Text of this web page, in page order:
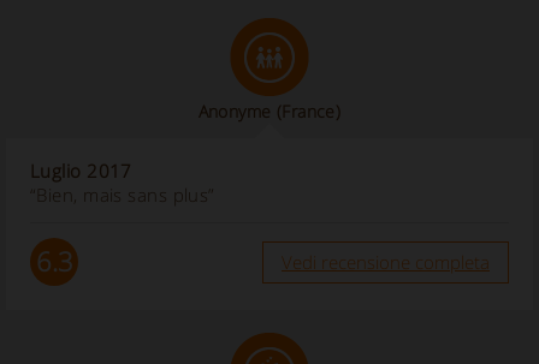
Anonyme (France)
Luglio 2017
“Bien, mais sans plus”
6.3 Vedi recensione completa